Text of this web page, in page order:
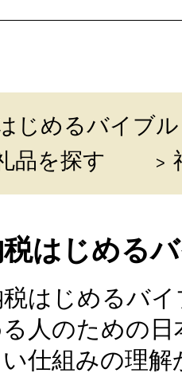
じめるバイブル
品を探す
はじめる
税はじめるバ
人のための
仕組みの理